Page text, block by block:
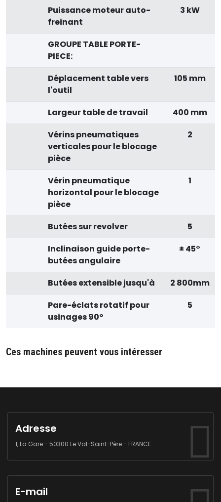
Puissance moteur auto-
freinant
3 kW
GROUPE TABLE PORTE-
PIECE:
Déplacement table vers
l'outil
105 mm
Largeur table de travail
400 mm
Vérins pneumatiques
verticales pour le blocage
pièce
2
Vérin pneumatique
horizontal pour le blocage
pièce
1
Butées sur revolver
5
Inclinaison guide porte-
butées angulaire
± 45°
Butées extensible jusqu'à
2 800mm
Pare-éclats rotatif pour
usinages 90°
5
Ces machines peuvent vous intéresser
Adresse
1, La Gare - 50300 Le Val-Saint-Père - FRANCE
E-mail